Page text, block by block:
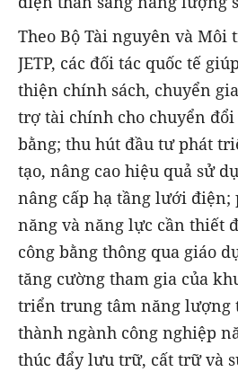
Theo Bộ Tài nguyên và Môi
JETP, các đối tác quốc tế
thiện chính sách, chuyển
trợ tài chính cho chuyển
bằng; thu hút đầu tư phát
tạo, nâng cao hiệu quả sử
nâng cấp hạ tầng lưới điện;
năng và năng lực cần thiết
công bằng thông qua giáo
tăng cường tham gia của
triển trung tâm năng lượng
thành ngành công nghiệp
thúc đẩy lưu trữ, cất trữ và